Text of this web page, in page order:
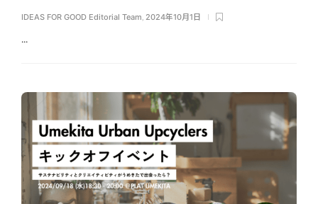
IDEAS FOR GOOD Editorial Team, 2024年10月1日
...